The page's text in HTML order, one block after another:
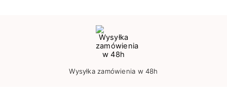
Wysyłka zamówienia w 48h